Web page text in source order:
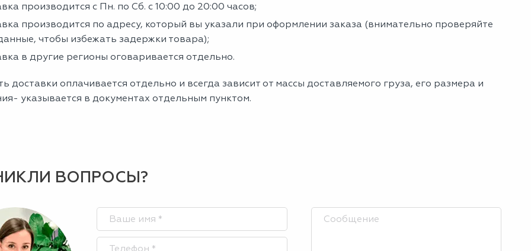
производится с Пн. по Сб. с 10:00 до 20:00 часов;
производится по адресу, который вы указали при оформлении заказа (внимательно проверяйте
чтобы избежать задержки товара);
в другие регионы оговаривается отдельно.
доставки оплачивается отдельно и всегда зависит от массы доставляемого груза, его размера и
указывается в документах отдельным пунктом.
ВОПРОСЫ?